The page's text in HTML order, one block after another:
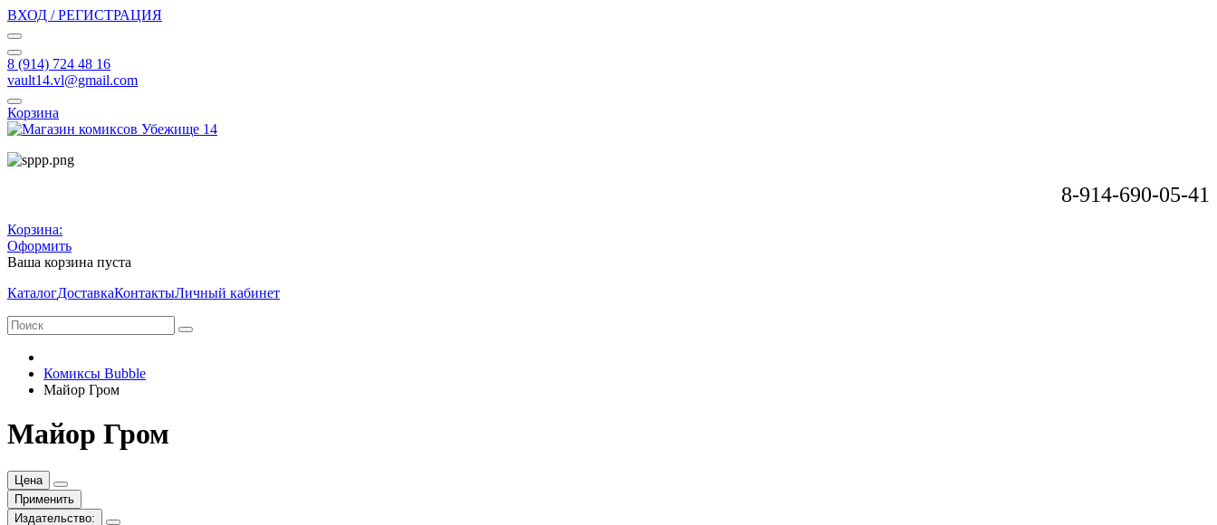
ВХОД / РЕГИСТРАЦИЯ
8 (914) 724 48 16
vault14.vl@gmail.com
Корзина
8-914-690-05-41
Корзина:
Оформить
Ваша корзина пуста
КаталогДоставкаКонтактыЛичный кабинет
Комиксы Bubble
Майор Гром
Майор Гром
Цена
Применить
Издательство: